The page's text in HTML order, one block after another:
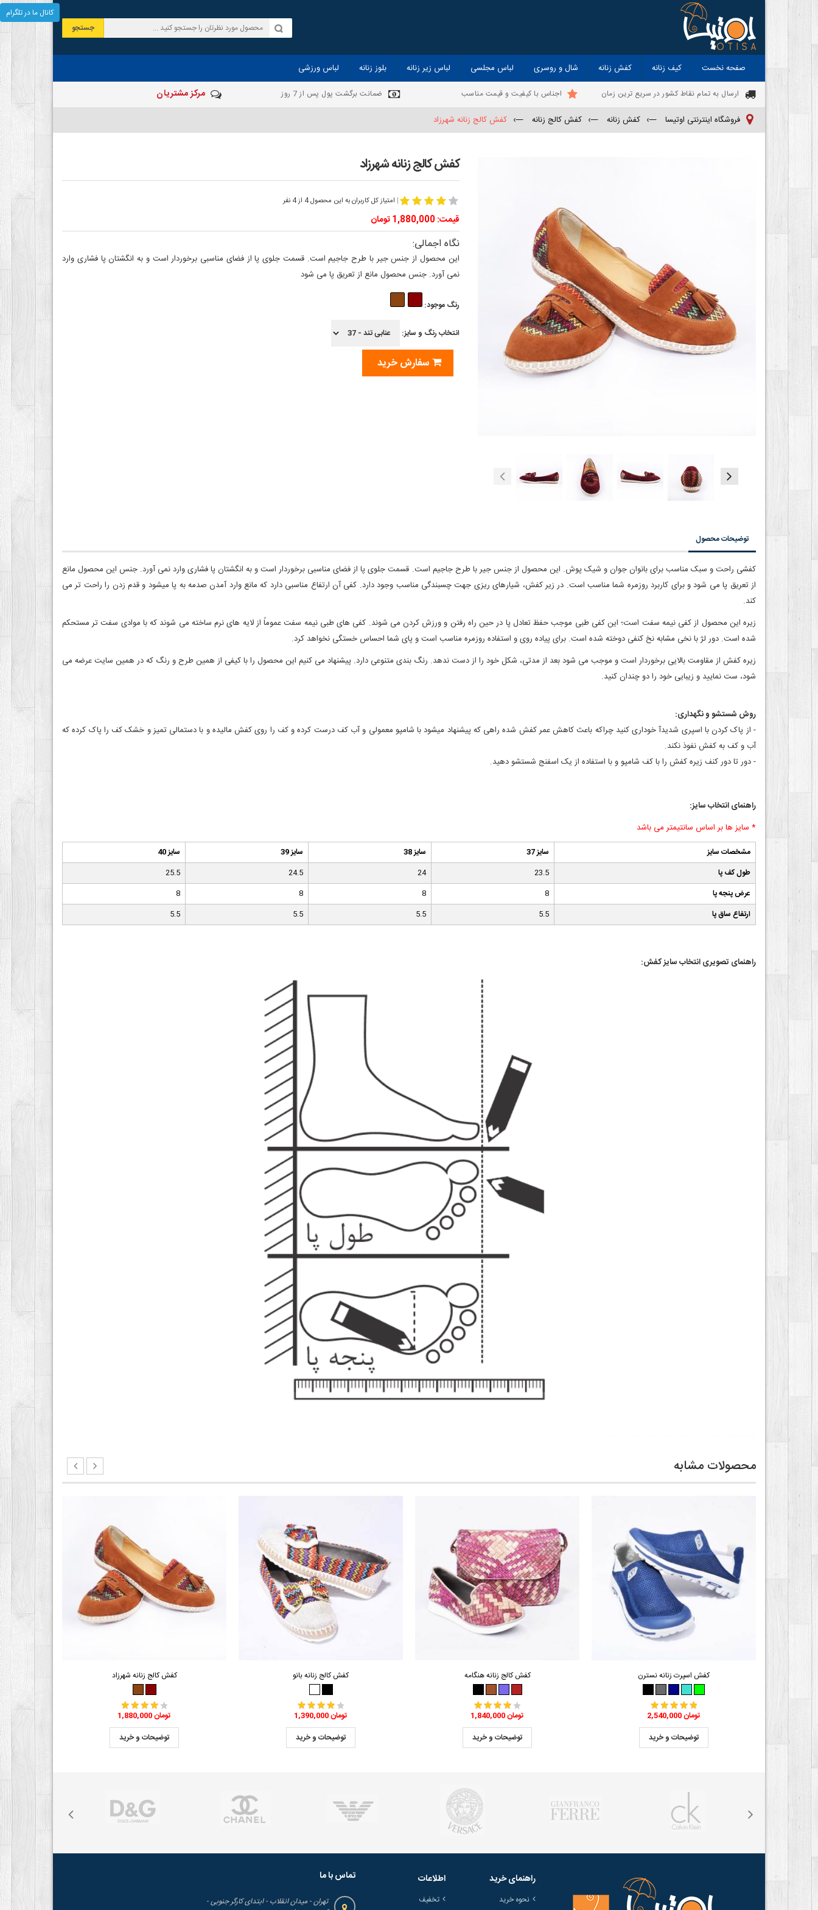
جستجو
صفحه نخست کیف زنانه کفش زنانه شال و روسری لباس مجلسی لباس زیر زنانه بلوز زنانه لباس ورزشی
ارسال به تمام نقاط کشور در سریع ترین زمان اجناس با کیفیت و قیمت مناسب ضمانت برگشت پول پس از 7 روز مرکز مشتریان
فروشگاه اینترنتی اوتیسا —› کفش زنانه —› کفش کالج زنانه —› کفش کالج زنانه شهرزاد
کفش کالج زنانه شهرزاد
| امتیاز کل کاربران به این محصول 4 از 4 نفر
قیمت: 1,880,000 تومان
نگاه اجمالی:
این محصول از جنس جیر با طرح جاجیم است. قسمت جلوی پا از فضای مناسبی برخوردار است و به انگشتان پا فشاری وارد
نمی آورد. جنس محصول مانع از تعریق پا می شود
رنگ موجود:
انتخاب رنگ و سایز:
سفارش خرید
توضیحات محصول
کفشی راحت و سبک مناسب برای بانوان جوان و شیک پوش. این محصول از جنس جیر با طرح جاجیم است. قسمت جلوی پا از فضای مناسبی برخوردار است و به انگشتان پا فشاری وارد نمی آورد. جنس این محصول مانع
از تعریق پا می شود و برای کاربرد روزمره‏ شما مناسب است. در زیر کفش، شیارهای ریزی جهت چسبندگی مناسب وجود دارد. کفی آن ارتفاع مناسبی دارد که مانع وارد آمدن صدمه به پا می‎شود و قدم زدن را راحت تر می
کند.
زیره این محصول از کفی نیمه سفت است؛ این کفی طبی موجب حفظ تعادل پا در حین راه رفتن و ورزش کردن می شوند. کفی های طبی نیمه سفت عموماً از لایه های نرم ساخته می شوند که با موادی سفت تر مستحکم
شده است. دور لژ با نخی مشابه نخ کنفی دوخته شده‌ است. برای پیاده روی و استفاده روزمره مناسب است و پای شما احساس خستگی نخواهد کرد.
زیره کفش از مقاومت بالایی برخوردار است و موجب می شود بعد از مدتی، شکل خود را از دست ندهد. رنگ بندی متنوعی دارد. پیشنهاد می کنیم این محصول را با کیفی از همین طرح و رنگ که در همین سایت عرضه می
شود، ست نمایید و زیبایی خود را دو چندان کنید.
روش شستشو و نگهداری:
- از پاک کردن با اسپری شدیدآ خوداری کنید چراکه باعث کاهش عمر کفش شده راهی که پیشنهاد میشود با شامپو معمولی و آب کف درست کرده و کف را روی کفش مالیده و با دستمالی تمیز و خشک کف را پاک کرده که
آب و کف به کفش نفوذ نکند.
- دور تا دور کنف زیره کفش را با کف شامپو و با استفاده از یک اسفنج شستشو دهید.
راهنمای انتخاب سایز:
* سایز ها بر اساس سانتیمتر می باشد
سایز 40 سایز 39 سایز 38 سایز 37
مشخصات سایز
25.5
24.5 24 23.5
طول کف پا
8
8 8 8
عرض پنجه پا
5.5
5.5 5.5 5.5 ارتفاع ساق پا
راهنمای تصویری انتخاب سایز کفش:
محصولات مشابه
کفش کالج زنانه شهرزاد
1,880,000 تومان
توضیحات و خرید
کفش کالج زنانه بانو
1,390,000 تومان
توضیحات و خرید
کفش کالج زنانه هنگامه
1,840,000 تومان
توضیحات و خرید
کفش اسپرت زنانه نسترن
2,540,000 تومان
توضیحات و خرید
راهنمای خرید
نحوه خرید
اطلاعات
تخفیف
تماس با ما
تهران - میدان انقلاب - ابتدای کارگر جنوبی -
کانال ما در تلگرام